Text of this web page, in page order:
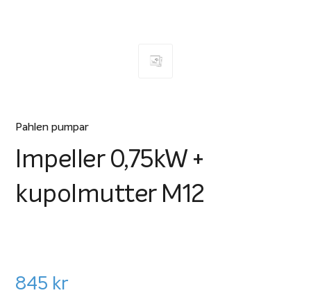
Pahlen pumpar
Impeller 0,75kW +
kupolmutter M12
845 kr